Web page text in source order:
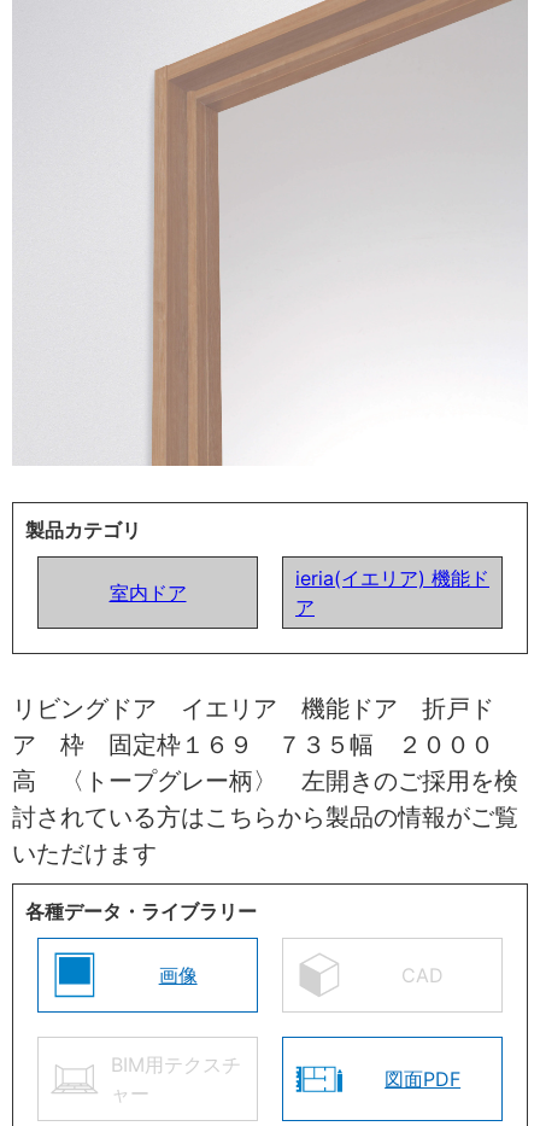
製品カテゴリ
室内ドア
ieria(イエリア) 機能ド
ア
リビングドア イエリア 機能ドア 折戸ド
ア 枠 固定枠１６９ ７３５幅 ２０００
高 〈トープグレー柄〉 左開きのご採用を検
討されている方はこちらから製品の情報がご覧
いただけます
各種データ・ライブラリー
画像 CAD
BIM用テクスチ
ャー
図面PDF